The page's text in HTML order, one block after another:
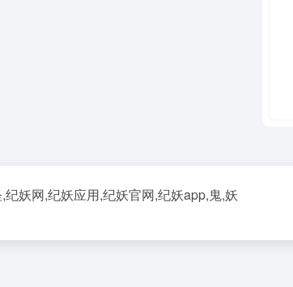
妖网,纪妖应用,纪妖官网,纪妖app,鬼,妖